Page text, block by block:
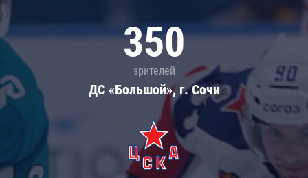
350
зрителей
ДС «Большой», г. Сочи